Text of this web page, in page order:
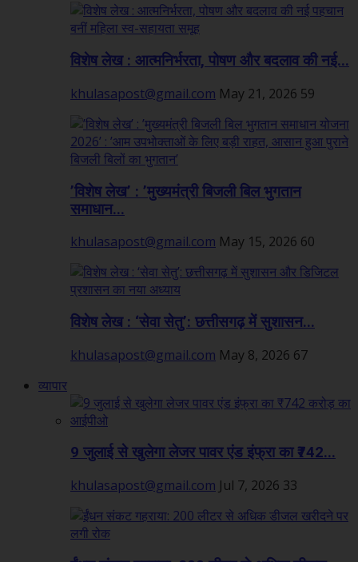
विशेष लेख : आत्मनिर्भरता, पोषण और बदलाव की नई...
khulasapost@gmail.com May 21, 2026 59
’विशेष लेख’ : ’मुख्यमंत्री बिजली बिल भुगतान
समाधान...
khulasapost@gmail.com May 15, 2026 60
विशेष लेख : ‘सेवा सेतु’: छत्तीसगढ़ में सुशासन...
khulasapost@gmail.com May 8, 2026 67
व्यापार
9 जुलाई से खुलेगा लेजर पावर एंड इंफ्रा का ₹742...
khulasapost@gmail.com Jul 7, 2026 33